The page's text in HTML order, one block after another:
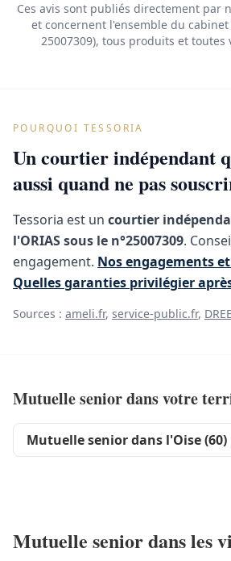
Ces avis sont publiés directement par
et concernent l'ensemble du cabinet
25007309), tous produits et toutes
POURQUOI TESSORIA
Un courtier indépendant
aussi quand ne pas
Tessoria est un courtier
l'ORIAS sous le n°25007309.
engagement. Nos engagements
Quelles garanties privilégier
Sources : ameli.fr, service-public.fr,
Mutuelle senior dans votre
Mutuelle senior dans l'Oise (60)
Mutuelle senior dans les